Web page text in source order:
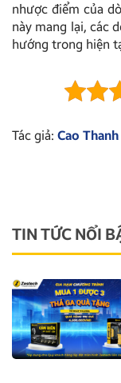
nhược điểm của
này mang lại, các
hướng trong hiện
Tác giả: Cao
TIN TỨC NỔI